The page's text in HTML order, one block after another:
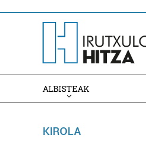
ALBISTEAK
KIROLA